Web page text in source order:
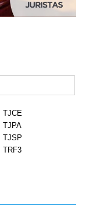
TJCE
TJPA
TJSP
TRF3